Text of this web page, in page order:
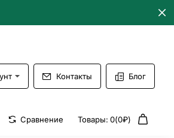
Контакты Блог
Сравнение Товары: 0(0₽)